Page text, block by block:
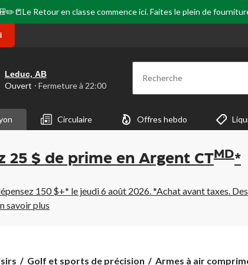
Retour en classe commence ici. Faites le plein de
Leduc, AB
Ouvert ⋅ Fermeture à 22:00 Recherche
Circulaire Offres hebdo
25 $ de prime en Argent CT MD*
150 $+* le jeudi 6 août 2026. *Achat avant taxes.
savoir plus
Golf et sports de précision Armes à air